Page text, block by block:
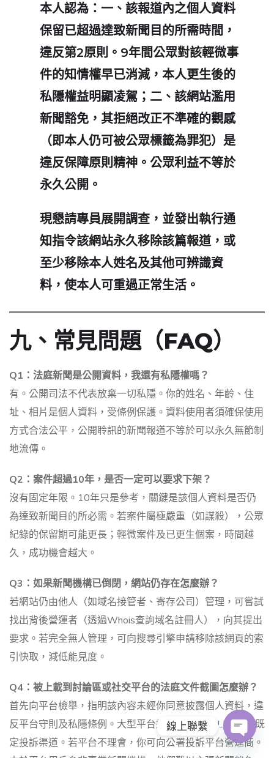
本人認為：一、該報道內之個人資料
保留已超過達致新聞目的所需時間，
違反第2原則。9年間公眾對該輕微事
件的知情權早已消減，本人更生後的
私隱權益明顯凌駕；二、該網站濫用
新聞豁免，其拒絕改正不準確的觀感
（即本人仍可被公眾標籤為罪犯）是
違反保障原則精神。公眾利益不等於
永久公開。
現懇請專員展開調查，並發出執行通
知指令該網站永久移除該篇報道，或
至少移除本人姓名及其他可辨識資
料，使本人可重過正常生活。
九、常見問題（FAQ）
Q1：法庭新聞是公開資料，我還有私隱權嗎？
有。公開司法不代表放棄一切私隱。你的姓名、年齡、住
址、相片是個人資料，受條例保護。資料使用者須確保使用
方式合法公平，公開聆訊的新聞報道不等於可以永久無節制
地流傳。
Q2：案件超過10年，是否一定可以要求下架？
沒有固定年限。10年只是參考，關鍵是該個人資料是否仍
為達致新聞目的所必需。若案件屬極嚴重（如謀殺），公眾
紀錄的保留期可能更長；輕微案件及已更生個案，時間越
久，成功機會越大。
Q3：如果新聞機構已倒閉，網站仍存在怎麼辦？
若網站仍由他人（如域名接管者、寄存公司）管理，可嘗試
找出背後營運者（透過Whois查詢域名註冊人），向其提出
要求。若完全無人管理，可向搜尋引擎申請移除該網頁的索
引快取，減低能見度。
Q4：被上載到討論區或社交平台的法庭文件截圖怎麼辦？
首先向平台檢舉，指明該內容未經你同意披露個人資料，違
反平台守則及私隱條例。大型平台如Facebook、LIHKG有既
定投訴渠道。若平台不理會，你可向公署投訴平台營運商。
線上聯繫
O